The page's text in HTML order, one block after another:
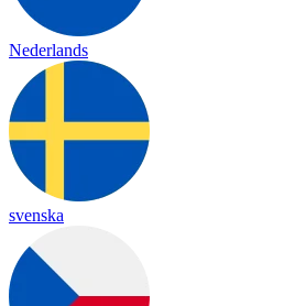
Nederlands
svenska